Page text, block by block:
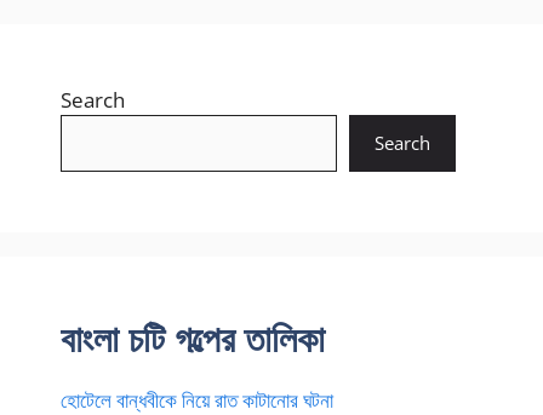
Search
Search
বাংলা চটি গল্পের তালিকা
হোটেলে বান্ধবীকে নিয়ে রাত কাটানোর ঘটনা